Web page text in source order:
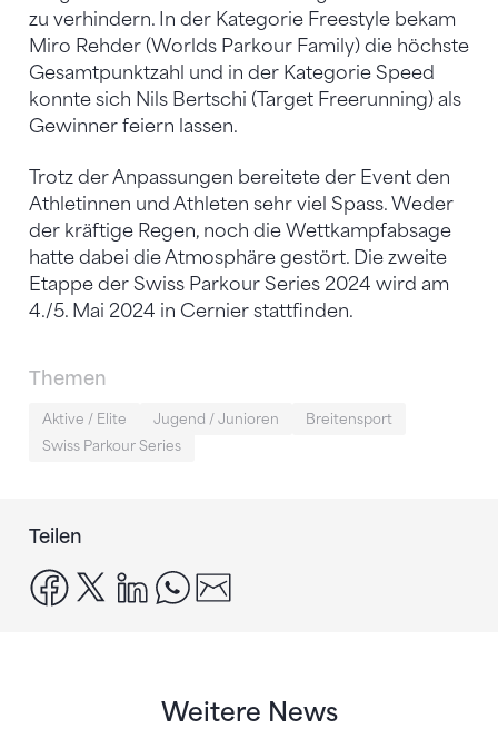
zu verhindern. In der Kategorie Freestyle bekam
Miro Rehder (Worlds Parkour Family) die höchste
Gesamtpunktzahl und in der Kategorie Speed
konnte sich Nils Bertschi (Target Freerunning) als
Gewinner feiern lassen.
Trotz der Anpassungen bereitete der Event den
Athletinnen und Athleten sehr viel Spass. Weder
der kräftige Regen, noch die Wettkampfabsage
hatte dabei die Atmosphäre gestört. Die zweite
Etappe der Swiss Parkour Series 2024 wird am
4./5. Mai 2024 in Cernier stattfinden.
Themen
Aktive / Elite Jugend / Junioren
Breitensport
Swiss Parkour Series
Teilen
facebook
x linkedinwhatsapp
Weitere News